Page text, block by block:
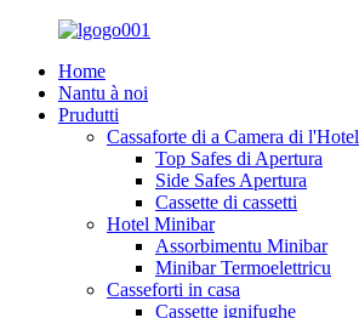
Home
Nantu à noi
Prudutti
Cassaforte di a Camera di l'Hotel
Top Safes di Apertura
Side Safes Apertura
Cassette di cassetti
Hotel Minibar
Assorbimentu Minibar
Minibar Termoelettricu
Casseforti in casa
Cassette ignifughe